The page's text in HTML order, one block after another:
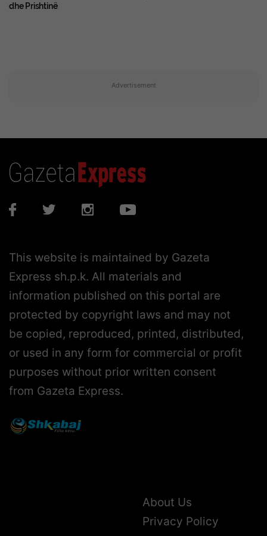
dhe Prishtinë
Advertisement
This website is maintained by Gazeta
Express sh.p.k. All materials and
information published on this portal are
protected by copyright laws and may not
be copied, reproduced, printed, distributed,
or used in any form for commercial or profit
purposes without prior written consent
from Gazeta Express.
About Us
Privacy Policy